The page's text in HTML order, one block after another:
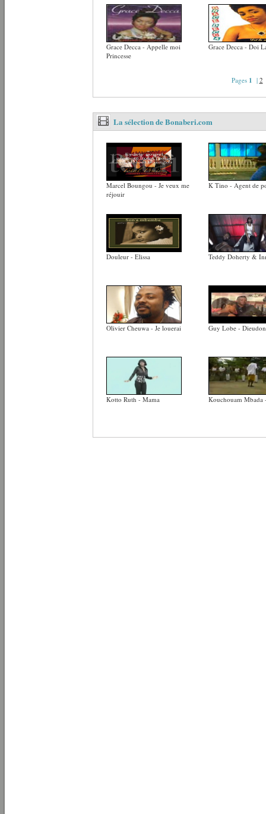
Grace Decca - Appelle moi
Princesse
Grace Decca - Doi
Pages 1 | 2
La sélection de Bonaberi.com
Marcel Boungou - Je veux me
réjouir
K Tino - Agent de
Douleur - Elissa Teddy Doherty &
Olivier Cheuwa - Je louerai Guy Lobe -
Kotto Ruth - Mama Kouchouam Mbada